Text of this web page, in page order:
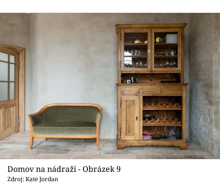
Domov na nádraží - Obrázek 9
Zdroj: Kate Jordan